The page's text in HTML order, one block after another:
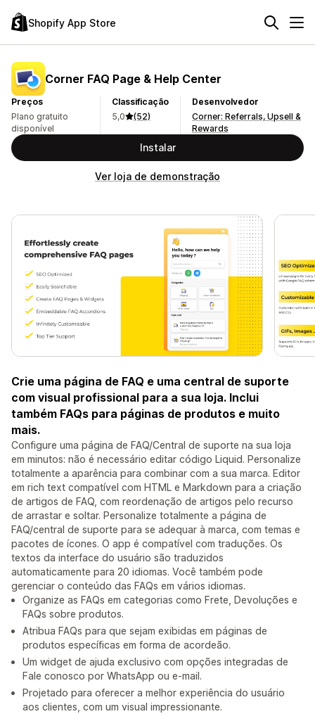
Shopify App Store
Corner FAQ Page & Help Center
Preços
Plano gratuito
disponível
Classificação
5,0
(52)
Desenvolvedor
Corner: Referrals, Upsell &
Rewards
Instalar
Ver loja de demonstração
Crie uma página de FAQ e uma central de suporte
com visual profissional para a sua loja. Inclui
também FAQs para páginas de produtos e muito
mais.
Configure uma página de FAQ/Central de suporte na sua loja
em minutos: não é necessário editar código Liquid. Personalize
totalmente a aparência para combinar com a sua marca. Editor
em rich text compatível com HTML e Markdown para a criação
de artigos de FAQ, com reordenação de artigos pelo recurso
de arrastar e soltar. Personalize totalmente a página de
FAQ/central de suporte para se adequar à marca, com temas e
pacotes de ícones. O app é compatível com traduções. Os
textos da interface do usuário são traduzidos
automaticamente para 20 idiomas. Você também pode
gerenciar o conteúdo das FAQs em vários idiomas.
Organize as FAQs em categorias como Frete, Devoluções e
FAQs sobre produtos.
Atribua FAQs para que sejam exibidas em páginas de
produtos específicas em forma de acordeão.
Um widget de ajuda exclusivo com opções integradas de
Fale conosco por WhatsApp ou e-mail.
Projetado para oferecer a melhor experiência do usuário
aos clientes, com um visual impressionante.